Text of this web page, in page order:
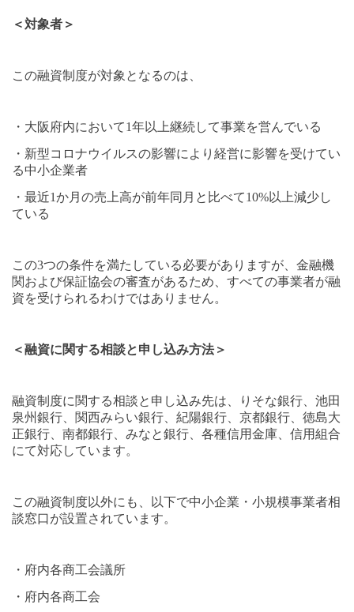
＜対象者＞
この融資制度が対象となるのは、
・大阪府内において1年以上継続して事業を営んでいる
・新型コロナウイルスの影響により経営に影響を受けてい
る中小企業者
・最近1か月の売上高が前年同月と比べて10%以上減少し
ている
この3つの条件を満たしている必要がありますが、金融機
関および保証協会の審査があるため、すべての事業者が融
資を受けられるわけではありません。
＜融資に関する相談と申し込み方法＞
融資制度に関する相談と申し込み先は、りそな銀行、池田
泉州銀行、関西みらい銀行、紀陽銀行、京都銀行、徳島大
正銀行、南都銀行、みなと銀行、各種信用金庫、信用組合
にて対応しています。
この融資制度以外にも、以下で中小企業・小規模事業者相
談窓口が設置されています。
・府内各商工会議所
・府内各商工会